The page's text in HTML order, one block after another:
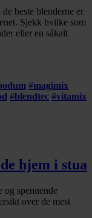
beste blenderne er
Sjekk hvilke som
eller en såkalt
#magimix
#blendtec #vitamix
hjem i stua
og spennende
over de mest